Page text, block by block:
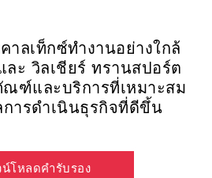
าลเท็กซ์ทำงานอย่างใกล้
ละ วิลเชียร์ ทรานสปอร์ต
ฑ์และบริการที่เหมาะสม
การดำเนินธุรกิจที่ดีขึ้น
น์โหลดคำรับรอง